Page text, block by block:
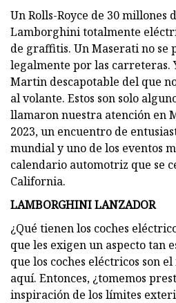
Un Rolls-Royce de 30 millones
Lamborghini totalmente
de graffitis. Un Maserati no se
legalmente por las carreteras.
Martin descapotable del que
al volante. Estos son solo
llamaron nuestra atención en
2023, un encuentro de
mundial y uno de los eventos
calendario automotriz que se
California.
LAMBORGHINI LANZADOR
¿Qué tienen los coches
que les exigen un aspecto tan
que los coches eléctricos son
aquí. Entonces, ¿tomemos
inspiración de los límites